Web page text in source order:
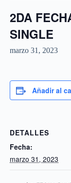
2DA
SINGLE
marzo 31, 2023
Añadir al
DETALLES
Fecha:
marzo 31, 2023